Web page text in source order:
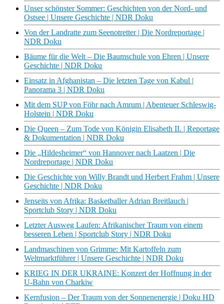
Unser schönster Sommer: Geschichten von der Nord- und
Ostsee | Unsere Geschichte | NDR Doku
Von der Landratte zum Seenotretter | Die Nordreportage |
NDR Doku
Bäume für die Welt – Die Baumschule von Ehren | Unsere
Geschichte | NDR Doku
Einsatz in Afghanistan – Die letzten Tage von Kabul |
Panorama 3 | NDR Doku
Mit dem SUP von Föhr nach Amrum | Abenteuer Schleswig-
Holstein | NDR Doku
Die Queen – Zum Tode von Königin Elisabeth II. | Reportage
& Dokumentation | NDR Doku
Die „Hildesheimer“ von Hannover nach Laatzen | Die
Nordreportage | NDR Doku
Die Geschichte von Willy Brandt und Herbert Frahm | Unsere
Geschichte | NDR Doku
Jenseits von Afrika: Basketballer Adrian Breitlauch |
Sportclub Story | NDR Doku
Letzter Ausweg Laufen: Afrikanischer Traum von einem
besseren Leben | Sportclub Story | NDR Doku
Landmaschinen von Grimme: Mit Kartoffeln zum
Weltmarktführer | Unsere Geschichte | NDR Doku
KRIEG IN DER UKRAINE: Konzert der Hoffnung in der
U-Bahn von Charkiw
Kernfusion – Der Traum von der Sonnenenergie | Doku HD